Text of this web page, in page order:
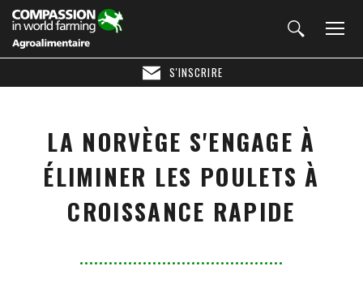
S'INSCRIRE
LA NORVÈGE S'ENGAGE À
ÉLIMINER LES POULETS À
CROISSANCE RAPIDE